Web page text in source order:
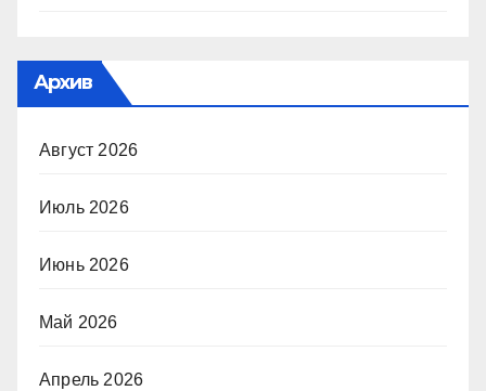
Архив
Август 2026
Июль 2026
Июнь 2026
Май 2026
Апрель 2026